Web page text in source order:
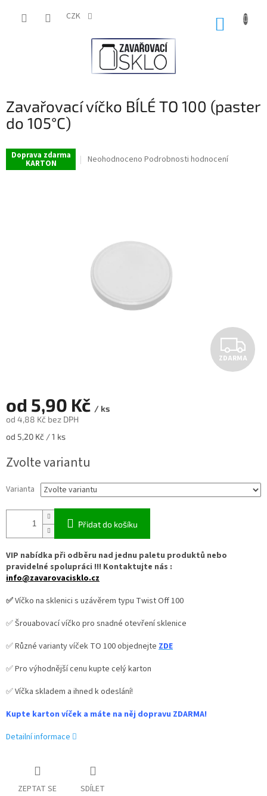
CZK
Zavařovací víčko BÍLÉ TO 100 (paster
do 105°C)
Doprava zdarma
KARTON
Průměrné
Neohodnoceno Podrobnosti hodnocení
Z
D
ZDARMA
od 5,90 Kč / ks
od 4,88 Kč bez DPH
Měrná
od 5,20 Kč / 1 ks
Zvolte variantu
Varianta
Přidat do košíku
VIP nabídka při odběru nad jednu paletu produktů nebo
pravidelné spolupráci !!! Kontaktujte nás :
info@zavarovacisklo.cz
✅Víčko na sklenici s uzávěrem typu Twist Off 100
✅ Šrouabovací víčko pro snadné otevření sklenice
✅ Různé varianty víček TO 100 objednejte ZDE
✅ Pro výhodnější cenu kupte celý karton
✅ Víčka skladem a ihned k odeslání!
Kupte karton víček a máte na něj dopravu ZDARMA!
Detailní informace
ZEPTAT SE SDÍLET